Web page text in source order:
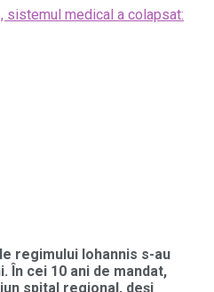
regimului Iohannis s-au
În cei 10 ani de mandat,
spital regional, deși